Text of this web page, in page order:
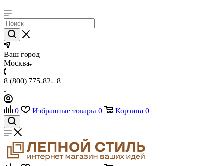
Ваш город
Москва
8 (800) 775-82-18
0 Избранные товары 0 Корзина 0